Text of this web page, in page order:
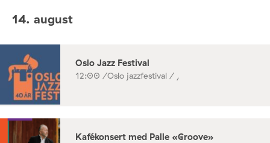
14. august
Oslo Jazz Festival
12:00 /Oslo jazzfestival / ,
Kafékonsert med Palle «Groove»